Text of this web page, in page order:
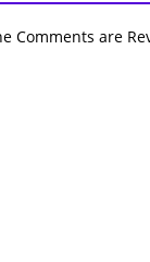
Comments are